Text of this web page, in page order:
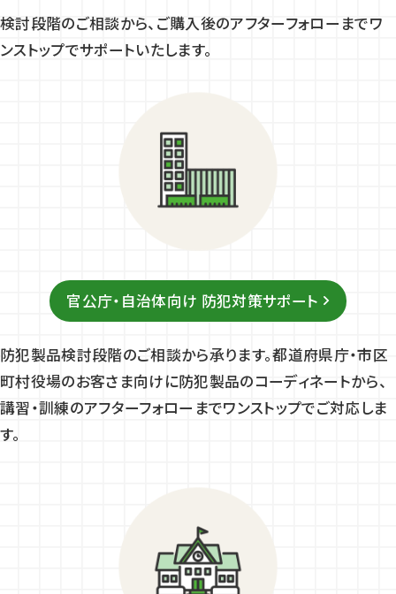
検討段階のご相談から、ご購入後のアフターフォローまでワ
ンストップでサポートいたします。
官公庁・自治体向け 防犯対策サポート
防犯製品検討段階のご相談から承ります。都道府県庁・市区
町村役場のお客さま向けに防犯製品のコーディネートから、
講習・訓練のアフターフォローまでワンストップでご対応しま
す。